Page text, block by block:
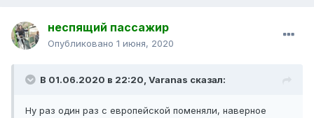
неспящий пассажир
Опубликовано 1 июня, 2020
В 01.06.2020 в 22:20, Varanas сказал:
Ну раз один раз с европейской поменяли, наверное